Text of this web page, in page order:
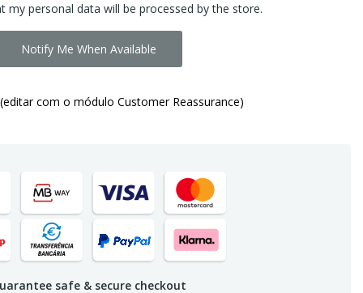
my personal data will be processed by the store.
Notify Me When Available
(editar com o módulo Customer Reassurance)
safe & secure checkout